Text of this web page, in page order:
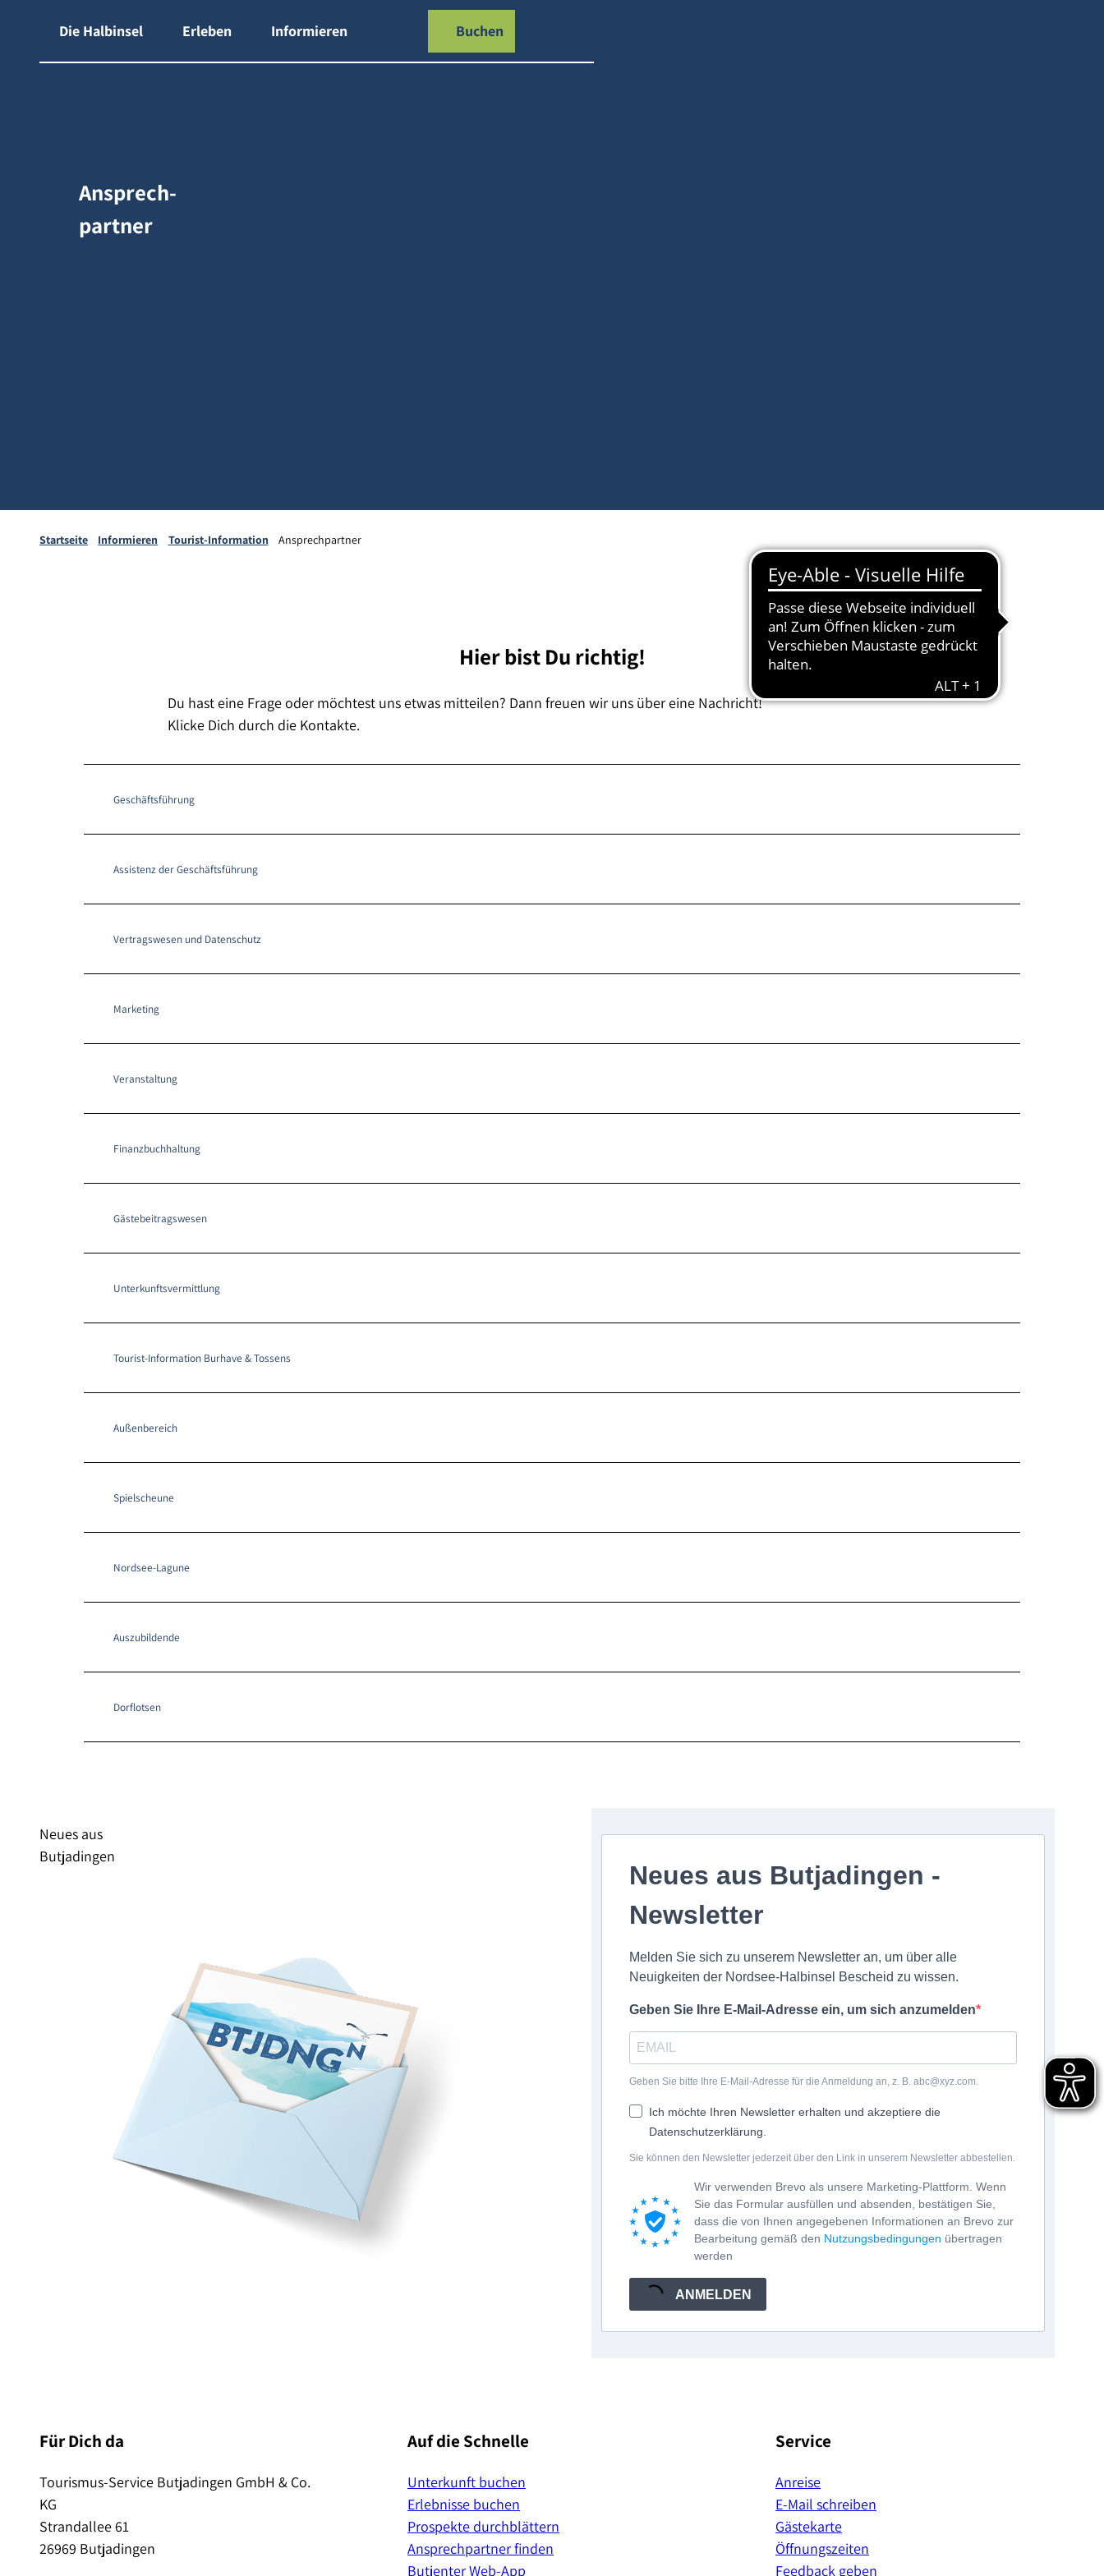
Die Halbinsel Erleben Informieren Buchen
Ansprech-
partner
Startseite Informieren Tourist-Information Ansprechpartner
Hier bist Du richtig!
Du hast eine Frage oder möchtest uns etwas mitteilen? Dann freuen wir uns über eine Nachricht!
Klicke Dich durch die Kontakte.
Geschäftsführung
Assistenz der Geschäftsführung
Vertragswesen und Datenschutz
Marketing
Veranstaltung
Finanzbuchhaltung
Gästebeitragswesen
Unterkunftsvermittlung
Tourist-Information Burhave & Tossens
Außenbereich
Spielscheune
Nordsee-Lagune
Auszubildende
Dorflotsen
Neues aus
Butjadingen
Neues aus Butjadingen -
Newsletter
Melden Sie sich zu unserem Newsletter an, um über alle
Neuigkeiten der Nordsee-Halbinsel Bescheid zu wissen.
Geben Sie Ihre E-Mail-Adresse ein, um sich anzumelden
Geben Sie bitte Ihre E-Mail-Adresse für die Anmeldung an, z. B. abc@xyz.com.
Ich möchte Ihren Newsletter erhalten und akzeptiere die
Datenschutzerklärung.
Sie können den Newsletter jederzeit über den Link in unserem Newsletter abbestellen.
Wir verwenden Brevo als unsere Marketing-Plattform. Wenn
Sie das Formular ausfüllen und absenden, bestätigen Sie,
dass die von Ihnen angegebenen Informationen an Brevo zur
Bearbeitung gemäß den Nutzungsbedingungen übertragen
werden
ANMELDEN
Für Dich da
Tourismus-Service Butjadingen GmbH & Co.
KG
Strandallee 61
26969 Butjadingen
Auf die Schnelle
Unterkunft buchen
Erlebnisse buchen
Prospekte durchblättern
Ansprechpartner finden
Butjenter Web-App
Service
Anreise
E-Mail schreiben
Gästekarte
Öffnungszeiten
Feedback geben